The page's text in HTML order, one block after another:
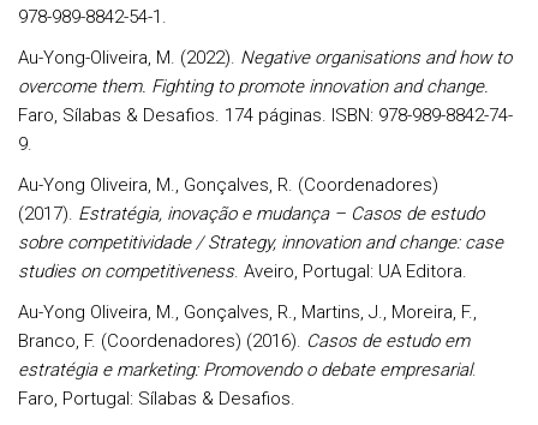
978-989-8842-54-1.
Au-Yong-Oliveira, M. (2022). Negative organisations and how to
overcome them. Fighting to promote innovation and change.
Faro, Sílabas & Desafios. 174 páginas. ISBN: 978-989-8842-74-
9.
Au-Yong Oliveira, M., Gonçalves, R. (Coordenadores)
(2017). Estratégia, inovação e mudança – Casos de estudo
sobre competitividade / Strategy, innovation and change: case
studies on competitiveness. Aveiro, Portugal: UA Editora.
Au-Yong Oliveira, M., Gonçalves, R., Martins, J., Moreira, F.,
Branco, F. (Coordenadores) (2016). Casos de estudo em
estratégia e marketing: Promovendo o debate empresarial.
Faro, Portugal: Sílabas & Desafios.